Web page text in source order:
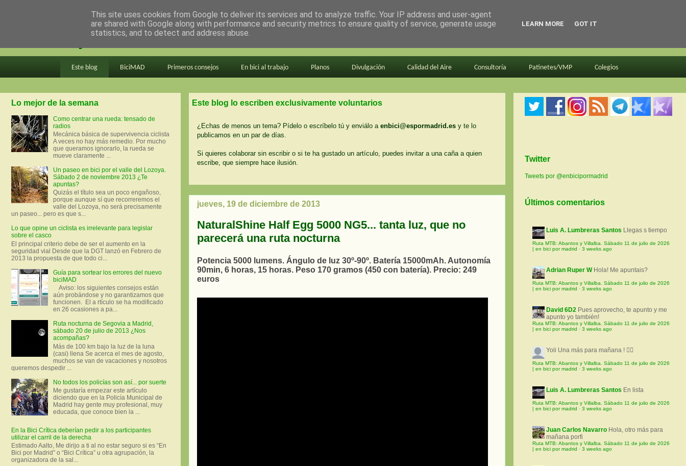
en bici por madrid
Este blog BiciMAD Primeros consejos En bici al trabajo Planos Divulgación Calidad del Aire Consultoría Patinetes/VMP Colegios
Este blog lo escriben exclusivamente voluntarios
¿Echas de menos un tema? Pídelo o escríbelo tú y enviálo a enbici@espormadrid.es y te lo
publicamos en un par de días.
Si quieres colaborar sin escribir o si te ha gustado un artículo, puedes invitar a una caña a quien
escribe, que siempre hace ilusión.
jueves, 19 de diciembre de 2013
NaturalShine Half Egg 5000 NG5... tanta luz, que no
parecerá una ruta nocturna
Potencia 5000 lumens. Ángulo de luz 30º-90º. Batería 15000mAh. Autonomía
90min, 6 horas, 15 horas. Peso 170 gramos (450 con batería). Precio: 249
euros
Lo mejor de la semana
Como centrar una rueda: tensado de
radios
Mecánica básica de supervivencia ciclista
A veces no hay más remedio. Por mucho
que queramos ignorarlo, la rueda se
mueve claramente ...
Un paseo en bici por el valle del Lozoya.
Sábado 2 de noviembre 2013 ¿Te
apuntas?
Quizás el título sea un poco engañoso,
porque aunque sí que recorreremos el
valle del Lozoya, no será precisamente
un paseo... pero es que s...
Lo que opine un ciclista es irrelevante para legislar
sobre el casco
El principal criterio debe de ser el aumento en la
seguridad vial Desde que la DGT lanzó en Febrero de
2013 la propuesta de que todo ci...
Guía para sortear los errores del nuevo
biciMAD
Aviso: los siguientes consejos están
aún probándose y no garantizamos que
funcionen. El a rtículo se ha modificado
en 26 ocasiones a pa...
Ruta nocturna de Segovia a Madrid,
sábado 20 de julio de 2013 ¿Nos
acompañas?
Más de 100 km bajo la luz de la luna
(casi) llena Se acerca el mes de agosto,
muchos se van de vacaciones y nosotros
queremos despedir ...
No todos los policías son así... por suerte
Me gustaría empezar este artículo
diciendo que en la Policía Municipal de
Madrid hay gente muy profesional, muy
educada, que conoce bien la ...
En la Bici Crítica deberían pedir a los participantes
utilizar el carril de la derecha
Estimado Aalto, Me dirijo a ti al no estar seguro si es “En
Bici por Madrid” o “Bici Crítica” u otra agrupación, la
organizadora de la sal...
Twitter
Tweets por @enbicipormadrid
Últimos comentarios
Luis A. Lumbreras Santos Llegas s tiempo
Ruta MTB: Abantos y Villalba. Sábado 11 de julio de 2026
| en bici por madrid · 3 weeks ago
Adrian Ruper W Hola! Me apuntais?
Ruta MTB: Abantos y Villalba. Sábado 11 de julio de 2026
| en bici por madrid · 3 weeks ago
David 6D2 Pues aprovecho, te apunto y me
apunto yo también!
Ruta MTB: Abantos y Villalba. Sábado 11 de julio de 2026
| en bici por madrid · 3 weeks ago
Yoli Una más para mañana ! 🚵‍♀️
Ruta MTB: Abantos y Villalba. Sábado 11 de julio de 2026
| en bici por madrid · 3 weeks ago
Luis A. Lumbreras Santos En lista
Ruta MTB: Abantos y Villalba. Sábado 11 de julio de 2026
| en bici por madrid · 3 weeks ago
Juan Carlos Navarro Hola, otro más para
mañana porfi
Ruta MTB: Abantos y Villalba. Sábado 11 de julio de 2026
| en bici por madrid · 3 weeks ago
This site uses cookies from Google to deliver its services and to analyze traffic. Your IP address and user-agent
are shared with Google along with performance and security metrics to ensure quality of service, generate usage
statistics, and to detect and address abuse.
LEARN MORE GOT IT